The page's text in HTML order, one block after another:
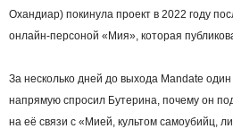
Охандиар) покинула проект в 2022 году
онлайн-персоной «Мия», которая
За несколько дней до выхода Mandate
напрямую спросил Бутерина, почему он
на её связи с «Мией, культом самоубийц,